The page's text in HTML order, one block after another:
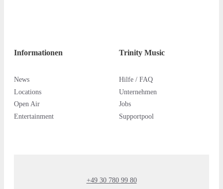
Informationen
News
Locations
Open Air
Entertainment
Trinity Music
Hilfe / FAQ
Unternehmen
Jobs
Supportpool
+49 30 780 99 80